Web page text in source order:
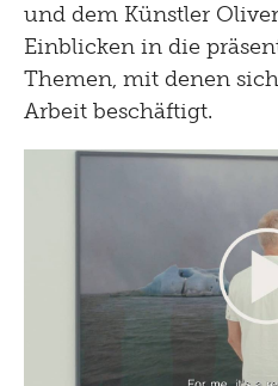
und dem Künstler
Einblicken in die
Themen, mit denen
Arbeit beschäftigt.